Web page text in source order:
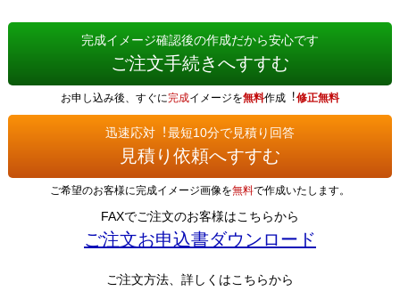
完成イメージ確認後の作成だから安心です
ご注文手続きへすすむ
お申し込み後、すぐに完成イメージを無料作成︕修正無料
迅速応対︕最短10分で見積り回答
見積り依頼へすすむ
ご希望のお客様に完成イメージ画像を無料で作成いたします。
FAXでご注文のお客様はこちらから
ご注文お申込書ダウンロード
ご注文方法、詳しくはこちらから